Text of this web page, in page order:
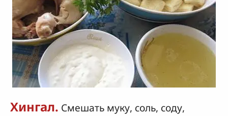
Хингал. Смешать муку, соль, соду,